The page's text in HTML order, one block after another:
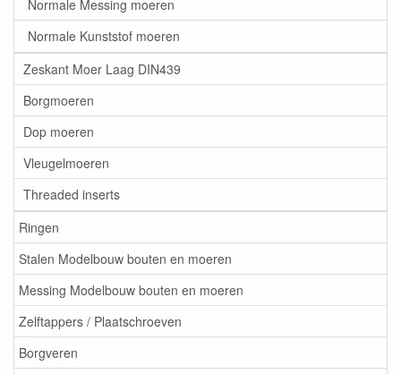
Normale Messing moeren
Normale Kunststof moeren
Zeskant Moer Laag DIN439
Borgmoeren
Dop moeren
Vleugelmoeren
Threaded inserts
Ringen
Stalen Modelbouw bouten en moeren
Messing Modelbouw bouten en moeren
Zelftappers / Plaatschroeven
Borgveren